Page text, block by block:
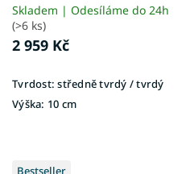
Skladem | Odesíláme do 24h
(>6 ks)
2 959 Kč
Tvrdost:středně tvrdý / tvrdý
Výška: 10 cm
Bestseller